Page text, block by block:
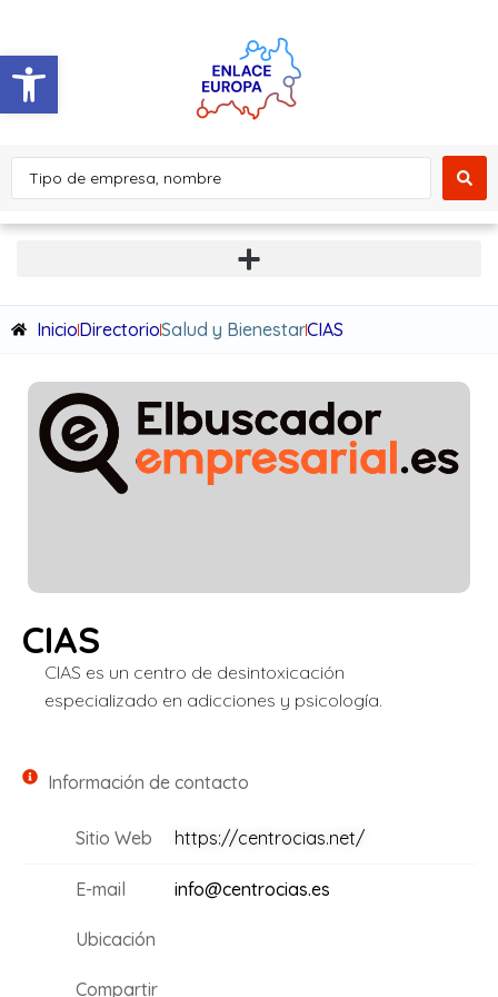
Abrir barra de herramientas
InicioDirectorioSalud y BienestarCIAS
CIAS
CIAS es un centro de desintoxicación
especializado en adicciones y psicología.
Información de contacto
Sitio Web https://centrocias.net/
E-mail info@centrocias.es
Ubicación
Compartir